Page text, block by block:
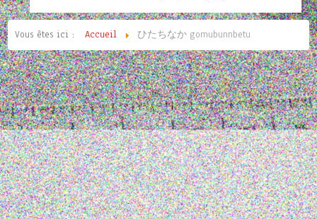
Vous êtes ici : Accueil ひたちなか gomubunnbetu